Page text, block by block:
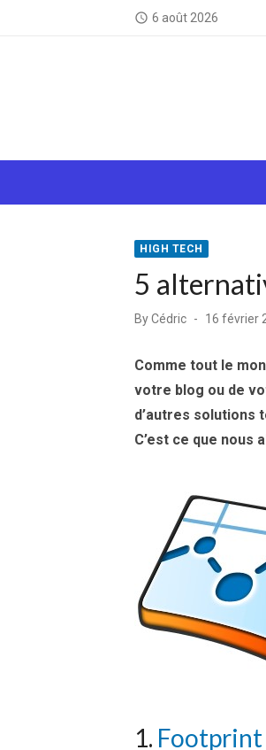
access_time 6 août 2026
HIGH TECH
5
ByCédric
Posted
16 février
Comme tout le
votre blog ou de
d’autres solutions
C’est ce que nous
1. Footprint